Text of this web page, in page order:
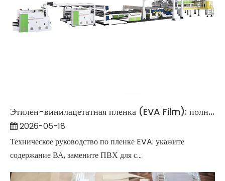
Этилен-винилацетатная пленка (EVA Film): полное подробное руководство на 2026 год.
2026-05-18
Техническое руководство по пленке EVA: укажите
содержание ВА, замените ПВХ для с...